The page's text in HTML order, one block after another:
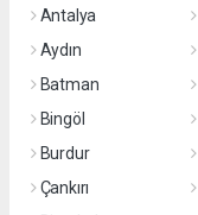
Antalya
Aydın
Batman
Bingöl
Burdur
Çankırı